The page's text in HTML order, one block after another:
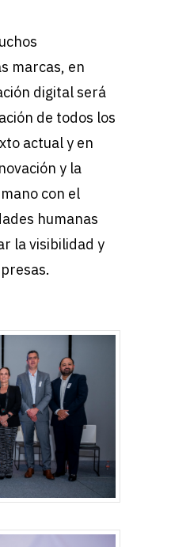
marcas, en
digital será
de todos los
actual y en
y la
con el
humanas
la visibilidad y